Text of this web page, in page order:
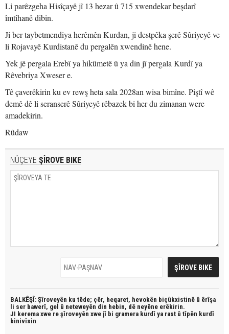
Li parêzgeha Hisîçayê jî 13 hezar û 715 xwendekar beşdarî
îmtîhanê dibin.
Ji ber taybetmendiya herêmên Kurdan, ji destpêka şerê Sûriyeyê ve
li Rojavayê Kurdistanê du pergalên xwendinê hene.
Yek jê pergala Erebî ya hikûmetê û ya din jî pergala Kurdî ya
Rêvebriya Xweser e.
Tê çaverêkirin ku ev rewş heta sala 2028an wisa bimîne. Piştî wê
demê dê li seranserê Sûriyeyê rêbazek bi her du zimanan were
amadekirin.
Rûdaw
NÛÇEYE ŞÎROVE BIKE
BALKÊŞÎ: Şîroveyên ku têde; çêr, heqaret, hevokên biçûkxistinê û êrîşa
li ser bawerî, gel û neteweyên din hebin, dê neyêne erêkirin.
JI kerema xwe re şîroveyên xwe jî bi gramera kurdî ya rast û tîpên kurdî
binivîsin